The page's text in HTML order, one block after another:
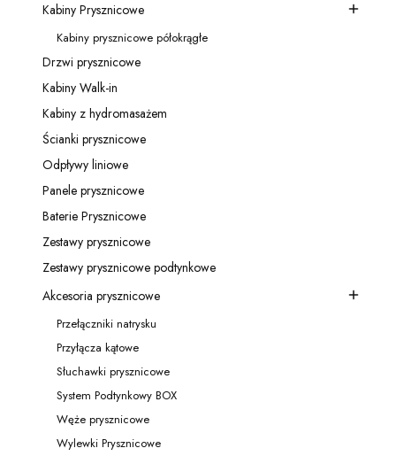
Kategoria - Kabiny Prysznicowe
Kabiny Prysznicowe
Kategoria - Kabiny prysznicowe półokrągłe
Kabiny prysznicowe półokrągłe
Kategoria - Drzwi prysznicowe
Drzwi prysznicowe
Kategoria - Kabiny Walk-in
Kabiny Walk-in
Kategoria - Kabiny z hydromasażem
Kabiny z hydromasażem
Kategoria - Ścianki prysznicowe
Ścianki prysznicowe
Kategoria - Odpływy liniowe
Odpływy liniowe
Kategoria - Panele prysznicowe
Panele prysznicowe
Kategoria - Baterie Prysznicowe
Baterie Prysznicowe
Kategoria - Zestawy prysznicowe
Zestawy prysznicowe
Kategoria - Zestawy prysznicowe podtynkowe
Zestawy prysznicowe podtynkowe
Kategoria - Akcesoria prysznicowe
Akcesoria prysznicowe
Kategoria - Przełączniki natrysku
Przełączniki natrysku
Kategoria - Przyłącza kątowe
Przyłącza kątowe
Kategoria - Słuchawki prysznicowe
Słuchawki prysznicowe
Kategoria - System Podtynkowy BOX
System Podtynkowy BOX
Kategoria - Węże prysznicowe
Węże prysznicowe
Wylewki Prysznicowe